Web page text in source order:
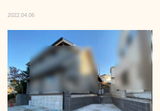
2022.04.06